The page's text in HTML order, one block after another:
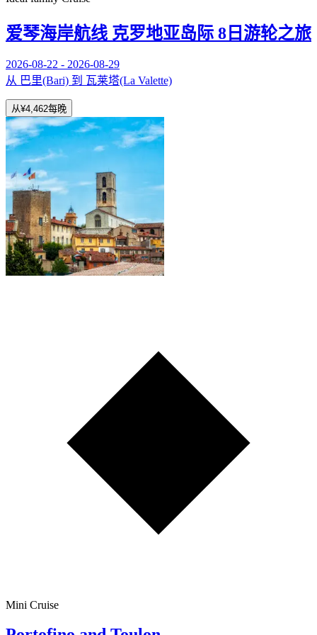
爱琴海岸航线 克罗地亚岛际 8日游轮之旅
2026-08-22 - 2026-08-29
从 巴里(Bari) 到 瓦莱塔(La Valette)
从¥4,462每晚
Mini Cruise